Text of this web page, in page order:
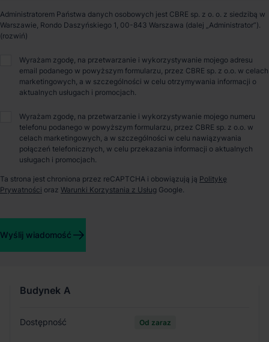
O parku
Panattoni Park Kraków VI to nowa inwestycja dewelopera w
miejscowości Skawina koło Krakowa o całkowitej powierzchni
16500 mkw. Obiekt znajduje się 1 km od najbliższego
przystanku komunikacji miejskiej i 4 km od stacji kolejowej
Skawina Jagielnia. Autostrada A4 znajduje się niecałe 5 km od
parku, a do międzynarodowego lotniska w Krakowie odległość
ta wynosi 15 km. Panattoni Park Kraków VI charakteryzuje się
Szczegóły budynków
Budynek A
Dostępność Od zaraz
Administratorem Państwa danych osobowych jest CBRE sp. z o. o. z siedzibą w
Warszawie, Rondo Daszyńskiego 1, 00-843 Warszawa (dalej „Administrator”).
Wyrażam zgodę, na przetwarzanie i wykorzystywanie mojego adresu
email podanego w powyższym formularzu, przez CBRE sp. z o.o. w celach
marketingowych, a w szczególności w celu otrzymywania informacji o
aktualnych usługach i promocjach.
Wyrażam zgodę, na przetwarzanie i wykorzystywanie mojego numeru
telefonu podanego w powyższym formularzu, przez CBRE sp. z o.o. w
celach marketingowych, a w szczególności w celu nawiązywania
połączeń telefonicznych, w celu przekazania informacji o aktualnych
usługach i promocjach.
Ta strona jest chroniona przez reCAPTCHA i obowiązują ją Politykę
Prywatności oraz Warunki Korzystania z Usług Google.
Wyślij wiadomość